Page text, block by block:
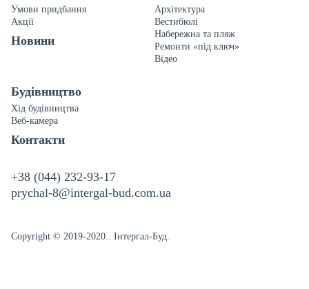
Умови придбання
Акції
Новини
Архітектура
Вестибюлі
Набережна та пляж
Ремонти «під ключ»
Відео
Будівництво
Хід будівництва
Веб-камера
Контакти
+38 (044) 232-93-17
prychal-8@intergal-bud.com.ua
Copyright © 2019-2020.. Інтергал-Буд.